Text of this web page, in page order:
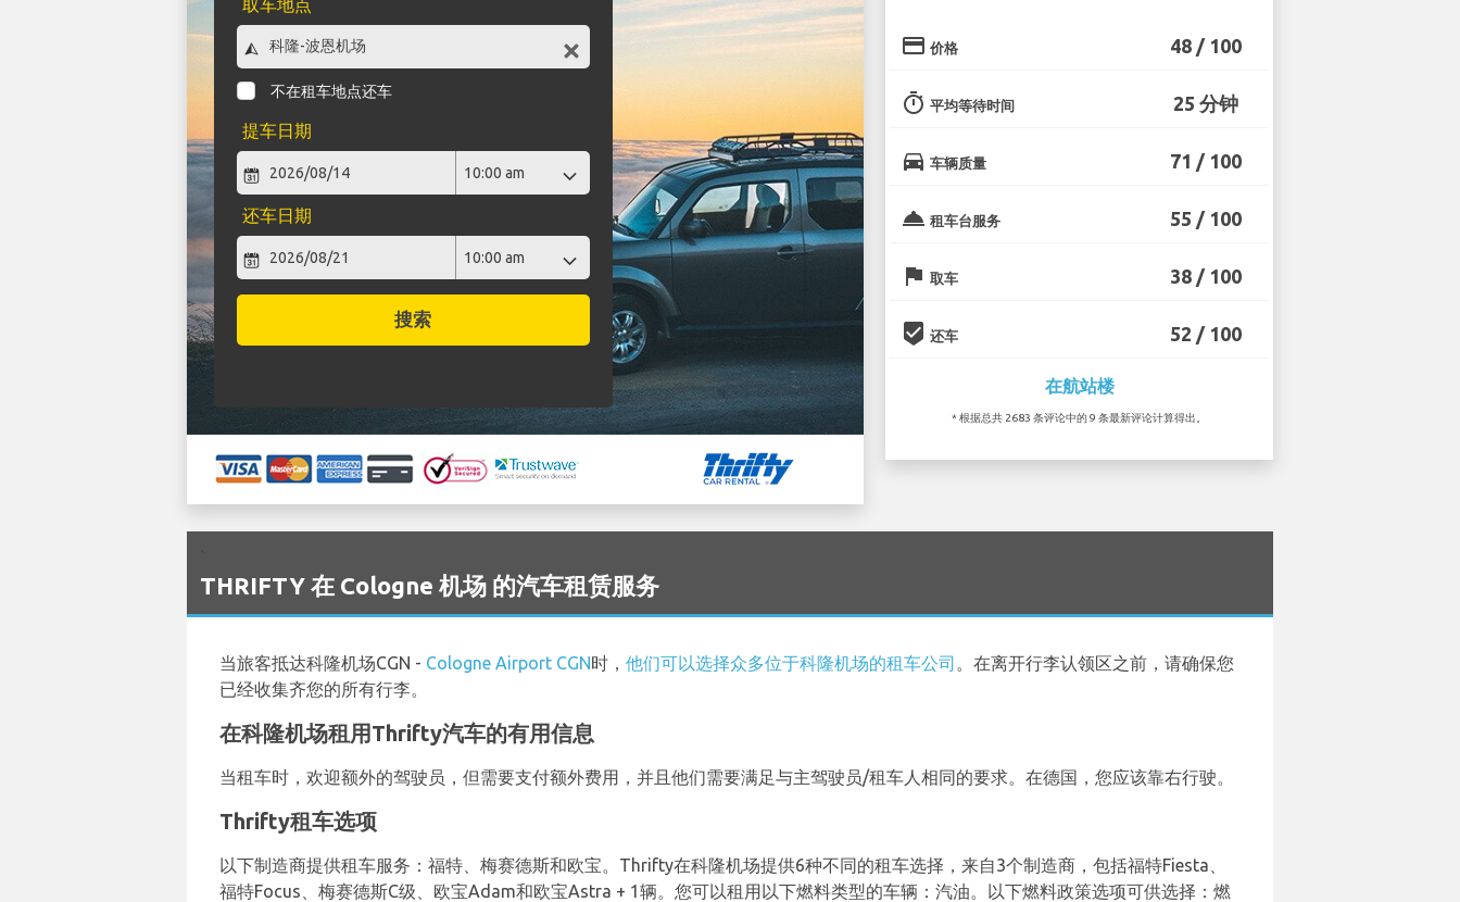
取车地点
不在租车地点还车
提车日期
还车日期
搜索
credit_card 价格 48 / 100
timer 平均等待时间 25 分钟
directions_car 车辆质量 71 / 100
room_service 租车台服务 55 / 100
flag 取车 38 / 100
beenhere 还车 52 / 100
在航站楼
* 根据总共 2683 条评论中的 9 条最新评论计算得出。
THRIFTY 在 Cologne 机场 的汽车租赁服务
当旅客抵达科隆机场CGN - Cologne Airport CGN时， 他们可以选择众多位于科隆机场的租车公司 。在离开行李认领区之前，请确保您
已经收集齐您的所有行李。
在科隆机场租用Thrifty汽车的有用信息
当租车时，欢迎额外的驾驶员，但需要支付额外费用，并且他们需要满足与主驾驶员/租车人相同的要求。在德国，您应该靠右行驶。
Thrifty租车选项
以下制造商提供租车服务：福特、梅赛德斯和欧宝。Thrifty在科隆机场提供6种不同的租车选择，来自3个制造商，包括福特Fiesta、
福特Focus、梅赛德斯C级、欧宝Adam和欧宝Astra + 1辆。您可以租用以下燃料类型的车辆：汽油。以下燃料政策选项可供选择：燃